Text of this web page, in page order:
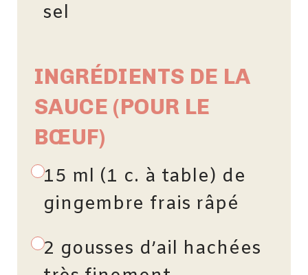
sel
INGRÉDIENTS DE LA
SAUCE (POUR LE
BŒUF)
15 ml (1 c. à table) de
gingembre frais râpé
2 gousses d’ail hachées